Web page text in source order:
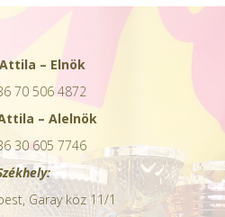
– Elnök
70 506 4872
– Alelnök
30 605 7746
Garay köz 11/1